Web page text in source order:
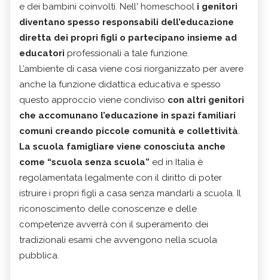
e dei bambini coinvolti. Nell' homeschool i genitori
diventano spesso responsabili dell’educazione
diretta dei propri figli o partecipano insieme ad
educatori professionali a tale funzione.
L’ambiente di casa viene così riorganizzato per avere
anche la funzione didattica educativa e spesso
questo approccio viene condiviso con altri genitori
che accomunano l’educazione in spazi familiari
comuni creando piccole comunità e collettività.
La scuola famigliare viene conosciuta anche
come “scuola senza scuola” ed in Italia è
regolamentata legalmente con il diritto di poter
istruire i propri figli a casa senza mandarli a scuola. Il
riconoscimento delle conoscenze e delle
competenze avverrà con il superamento dei
tradizionali esami che avvengono nella scuola
pubblica.